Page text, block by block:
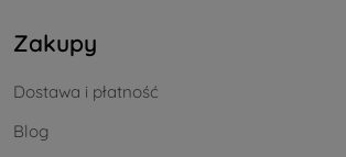
Zakupy
Dostawa i płatność
Blog